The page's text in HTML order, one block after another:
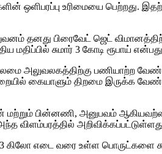
ஒளிபரப்பு உரிமையை பெற்றது.
தனது பிரைவேட் ஜெட்
சுமார் 3 கோடி ரூபாய் என்பது
அலுவலகத்திற்கு பணியாற்ற
கையாளும் திறமை இருக்க
மற்றும் பின்னணி, அனுபவம்
விளம்பரத்தில்
கிலோ எடை வரை உள்ள பொருட்களை